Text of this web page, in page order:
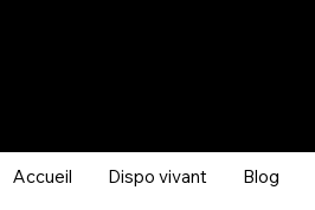
Accueil Dispo vivant Blog